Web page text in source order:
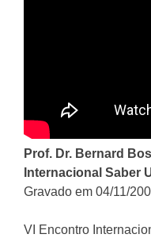
Prof. Dr. Bernard
Internacional Saber
Gravado em 04/11/
VI Encontro